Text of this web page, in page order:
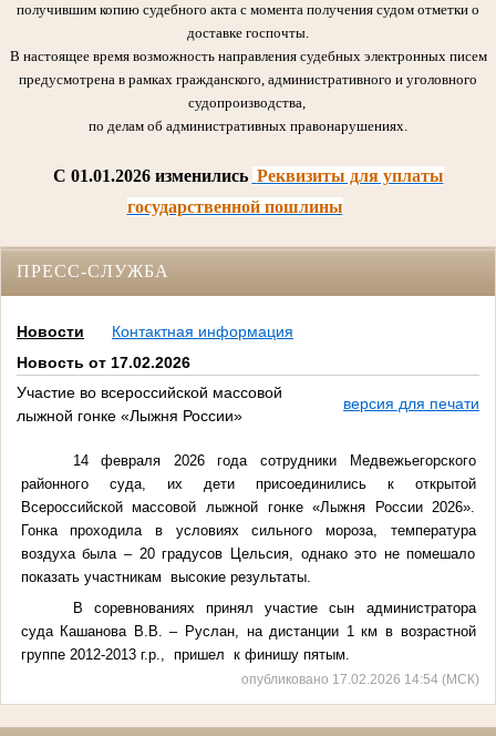
получившим копию судебного акта с момента получения судом отметки о
доставке госпочты.
В настоящее время возможность направления судебных электронных писем
предусмотрена в рамках гражданского, административного и уголовного
судопроизводства,
по делам об административных правонарушениях.
C 01.01.2026 изменились Реквизиты для уплаты
государственной пошлины
ПРЕСС-СЛУЖБА
Новости
Контактная информация
Новость от 17.02.2026
Участие во всероссийской массовой
лыжной гонке «Лыжня России»
версия для печати
14 февраля 2026 года сотрудники Медвежьегорского
районного суда, их дети присоединились к открытой
Всероссийской массовой лыжной гонке «Лыжня России 2026».
Гонка проходила в условиях сильного мороза, температура
воздуха была – 20 градусов Цельсия, однако это не помешало
показать участникам высокие результаты.
В соревнованиях принял участие сын администратора
суда Кашанова В.В. – Руслан, на дистанции 1 км в возрастной
группе 2012-2013 г.р., пришел к финишу пятым.
опубликовано 17.02.2026 14:54 (МСК)